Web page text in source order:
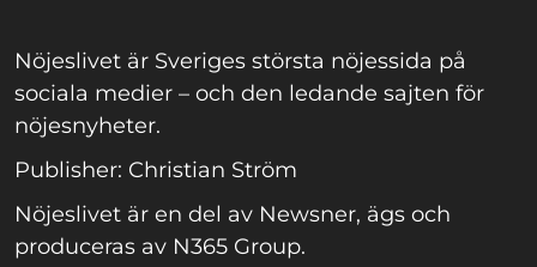
Nöjeslivet är Sveriges största nöjessida på
sociala medier – och den ledande sajten för
nöjesnyheter.
Publisher: Christian Ström
Nöjeslivet är en del av Newsner, ägs och
produceras av N365 Group.